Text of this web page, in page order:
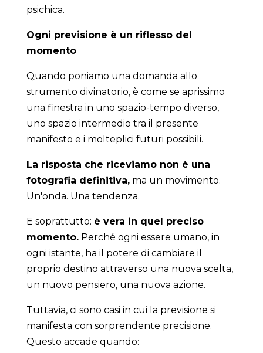
psichica.
Ogni previsione è un riflesso del
momento
Quando poniamo una domanda allo
strumento divinatorio, è come se aprissimo
una finestra in uno spazio-tempo diverso,
uno spazio intermedio tra il presente
manifesto e i molteplici futuri possibili.
La risposta che riceviamo non è una
fotografia definitiva,ma un movimento.
Un'onda. Una tendenza.
E soprattutto: è vera in quel preciso
momento.Perché ogni essere umano, in
ogni istante, ha il potere di cambiare il
proprio destino attraverso una nuova scelta,
un nuovo pensiero, una nuova azione.
Tuttavia, ci sono casi in cui la previsione si
manifesta con sorprendente precisione.
Questo accade quando: